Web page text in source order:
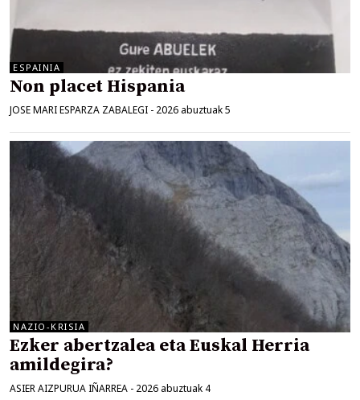
ESPAINIA
Non placet Hispania
JOSE MARI ESPARZA ZABALEGI - 2026 abuztuak 5
NAZIO-KRISIA
Ezker abertzalea eta Euskal Herria
amildegira?
ASIER AIZPURUA IÑARREA - 2026 abuztuak 4